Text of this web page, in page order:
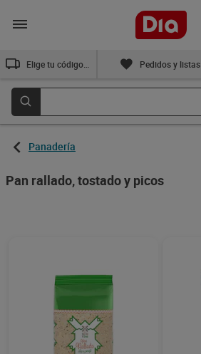
Pedidos y listas
Panadería
Pan rallado, tostado y picos